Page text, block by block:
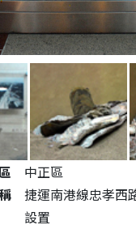
資料中正區
捷運南港線忠孝西
設置